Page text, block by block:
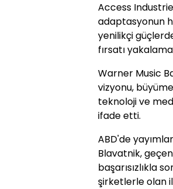
Access
adaptasyonun
yenilikçi
fırsatı
Warner Music
vizyonu,
teknoloji ve
ifade etti.
ABD'de
Blavatnik,
başarısızlıkla
şirketlerle olan